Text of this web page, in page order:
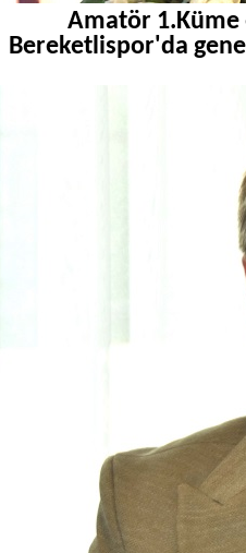
Amatör 1.Küme
Bereketlispor'da